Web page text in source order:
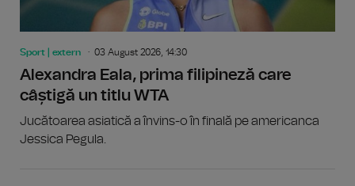
Sport | extern 03 August 2026, 14:30
Alexandra Eala, prima filipineză care
câștigă un titlu WTA
Jucătoarea asiatică a învins-o în finală pe americanca
Jessica Pegula.